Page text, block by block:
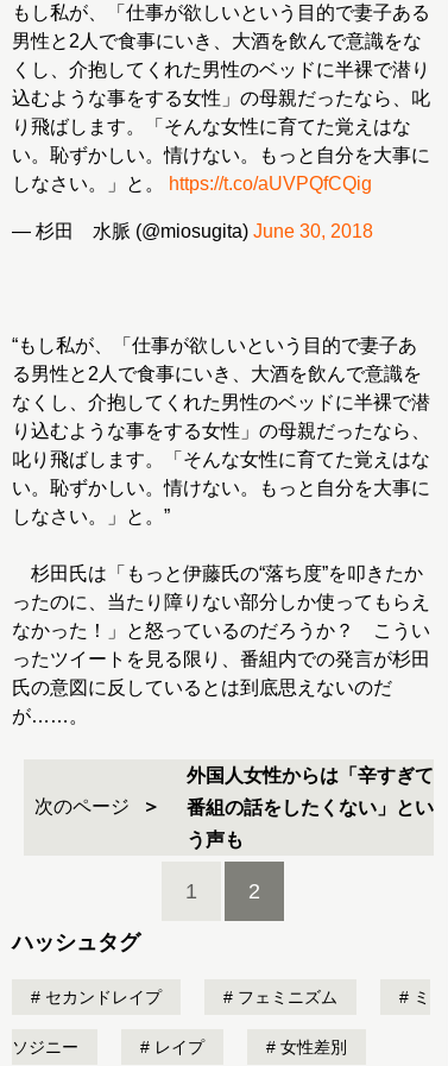
もし私が、「仕事が欲しいという目的で妻子ある
男性と2人で食事にいき、大酒を飲んで意識をな
くし、介抱してくれた男性のベッドに半裸で潜り
込むような事をする女性」の母親だったなら、叱
り飛ばします。「そんな女性に育てた覚えはな
い。恥ずかしい。情けない。もっと自分を大事に
しなさい。」と。
https://t.co/aUVPQfCQig
— 杉田 水脈 (@miosugita) June 30, 2018
“もし私が、「仕事が欲しいという目的で妻子あ
る男性と2人で食事にいき、大酒を飲んで意識を
なくし、介抱してくれた男性のベッドに半裸で潜
り込むような事をする女性」の母親だったなら、
叱り飛ばします。「そんな女性に育てた覚えはな
い。恥ずかしい。情けない。もっと自分を大事に
しなさい。」と。”
杉田氏は「もっと伊藤氏の“落ち度”を叩きたか
ったのに、当たり障りない部分しか使ってもらえ
なかった！」と怒っているのだろうか？ こうい
ったツイートを見る限り、番組内での発言が杉田
氏の意図に反しているとは到底思えないのだ
が……。
次のページ
外国人女性からは「辛すぎて
番組の話をしたくない」とい
う声も
1 2
ハッシュタグ
セカンドレイプ フェミニズム ミ
ソジニー レイプ 女性差別